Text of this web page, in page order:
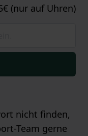
(nur auf Uhren)
nicht finden,
Team gerne